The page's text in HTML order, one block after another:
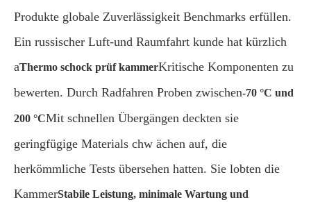
Produkte globale Zuverlässigkeit Benchmarks erfüllen.
Ein russischer Luft-und Raumfahrt kunde hat kürzlich
aThermo schock prüf kammerKritische Komponenten zu
bewerten. Durch Radfahren Proben zwischen-70 °C und
200 °CMit schnellen Übergängen deckten sie
geringfügige Materials chw ächen auf, die
herkömmliche Tests übersehen hatten. Sie lobten die
KammerStabile Leistung, minimale Wartung und